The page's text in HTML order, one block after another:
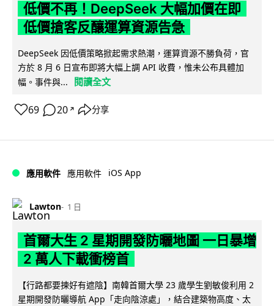
低價不再！DeepSeek 大幅加價在即
低價搶客反釀運算資源告急
DeepSeek 因低價策略掀起需求熱潮，運算資源不勝負荷，官
方於 8 月 6 日宣布即將大幅上調 API 收費，惟未公布具體加
幅。事件與...
閱讀全文
69 20 ↗ 分享
應用軟件 應用軟件 iOS App
Lawton 1 日
首爾大生 2 星期開發防曬地圖 一日暴增
2 萬人下載衝榜首
【行路都要揀好有遮陰】南韓首爾大學 23 歲學生劉敏俊利用 2
星期開發防曬導航 App「走向陰涼處」，結合建築物高度、太